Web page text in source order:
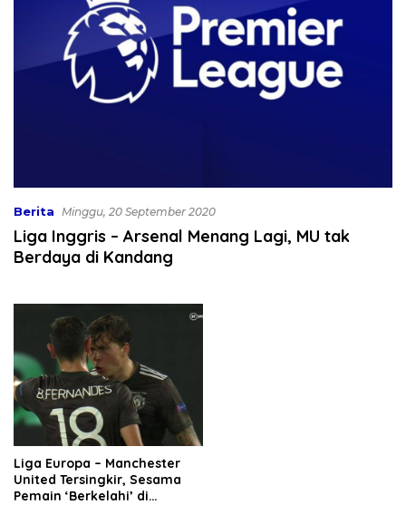
Berita Minggu, 20 September 2020
Liga Inggris – Arsenal Menang Lagi, MU tak
Berdaya di Kandang
Liga Europa – Manchester
United Tersingkir, Sesama
Pemain ‘Berkelahi’ di